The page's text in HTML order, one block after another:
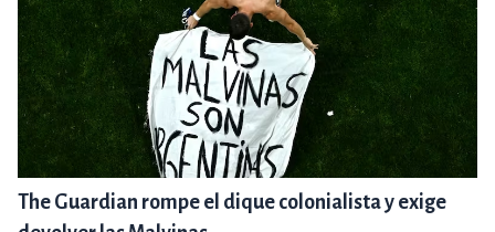
The Guardian rompe el dique colonialista y exige